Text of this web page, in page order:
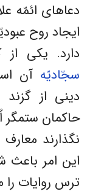
دعاهای ائمّه
ایجاد روح
دارد. یکی از
سجّادیّه آن
دینی از
حاکمان
نگذارند
این امر باعث
ترس روایات را